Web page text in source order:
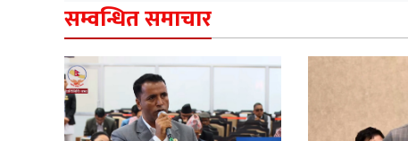
सम्वन्धित समाचार